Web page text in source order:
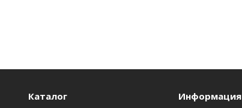
Каталог Информация